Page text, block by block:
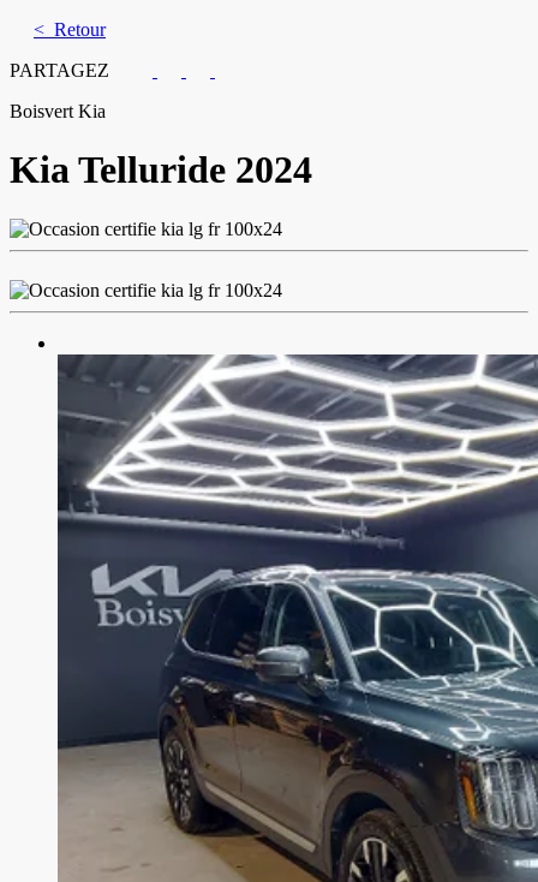
< Retour
PARTAGEZ
Boisvert Kia
KiaTelluride 2024